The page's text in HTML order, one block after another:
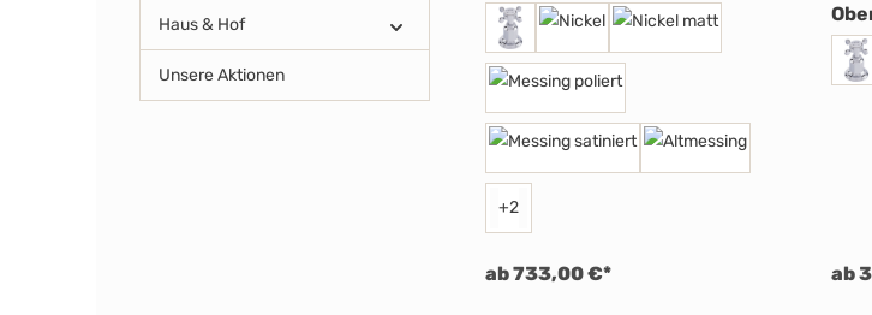
Haus & Hof
Unsere Aktionen
+2
ab 733,00 €* ab